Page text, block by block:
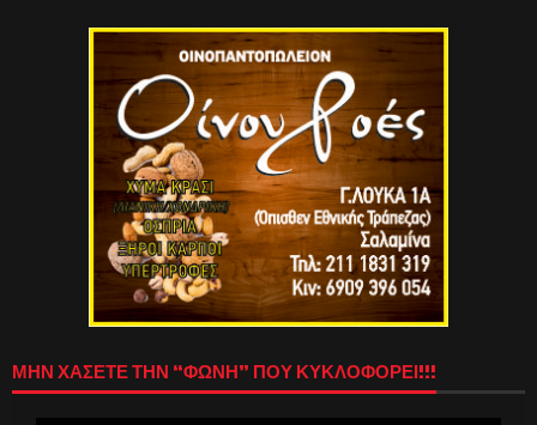
ΜΗΝ ΧΑΣΕΤΕ ΤΗΝ “ΦΩΝΗ” ΠΟΥ ΚΥΚΛΟΦΟΡΕΙ!!!